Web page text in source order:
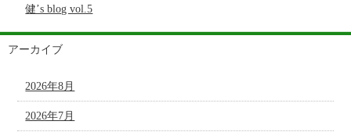
健’s blog vol.5
アーカイブ
2026年8月
2026年7月